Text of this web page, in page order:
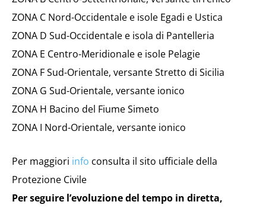
ZONA C Nord-Occidentale e isole Egadi e Ustica
ZONA D Sud-Occidentale e isola di Pantelleria
ZONA E Centro-Meridionale e isole Pelagie
ZONA F Sud-Orientale, versante Stretto di Sicilia
ZONA G Sud-Orientale, versante ionico
ZONA H Bacino del Fiume Simeto
ZONA I Nord-Orientale, versante ionico
Per maggiori info consulta il sito ufficiale della
Protezione Civile
Per seguire l’evoluzione del tempo in diretta,